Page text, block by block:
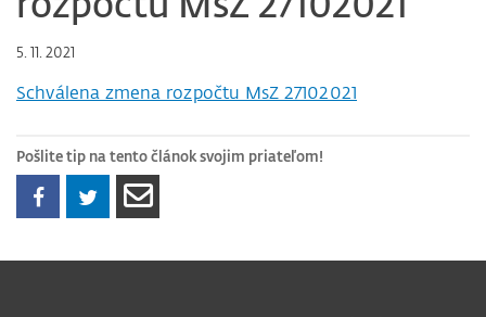
5. 11. 2021
Schválena zmena rozpočtu MsZ 27102021
Pošlite tip na tento článok svojim priateľom!